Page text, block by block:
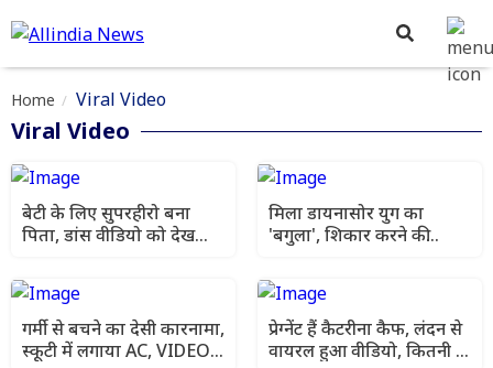
Home Viral Video
Viral Video
बेटी के लिए सुपरहीरो बना
पिता, डांस वीडियो को देख
मिला डायनासोर युग का
'बगुला', शिकार करने की
हैरान
गर्मी से बचने का देसी कारनामा,
स्कूटी में लगाया AC, VIDEO
प्रेग्नेंट हैं कैटरीना कैफ, लंदन से
वायरल हुआ वीडियो, कितनी है